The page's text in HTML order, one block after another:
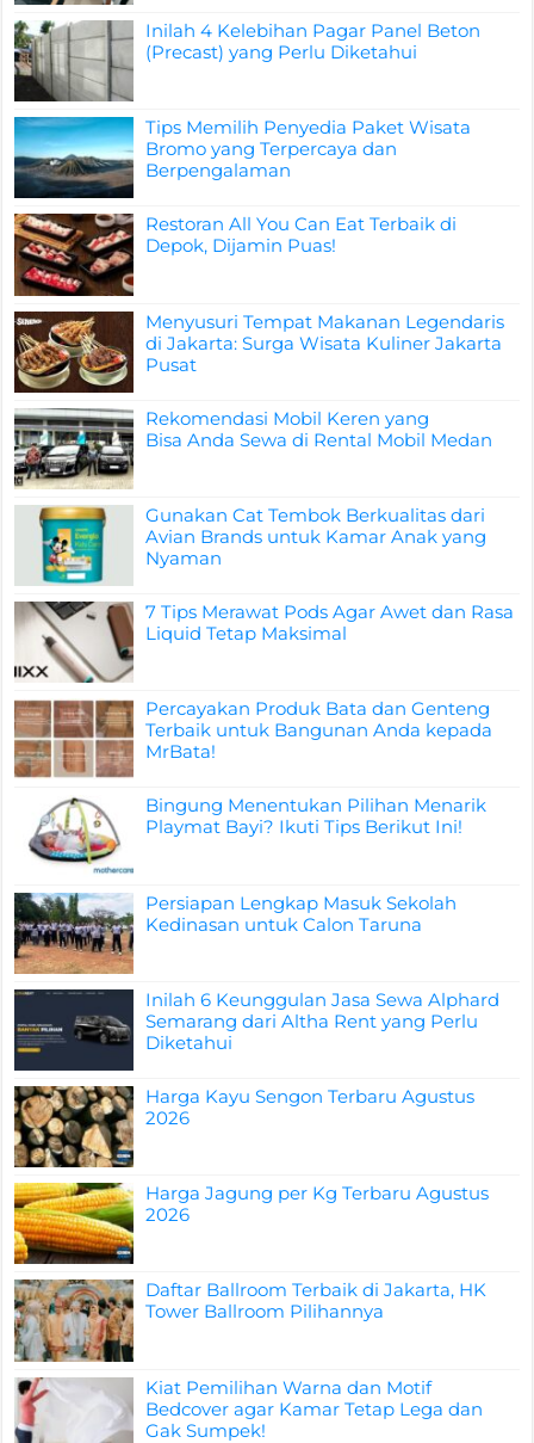
Inilah 4 Kelebihan Pagar Panel Beton
(Precast) yang Perlu Diketahui
Tips Memilih Penyedia Paket Wisata
Bromo yang Terpercaya dan
Berpengalaman
Restoran All You Can Eat Terbaik di
Depok, Dijamin Puas!
Menyusuri Tempat Makanan Legendaris
di Jakarta: Surga Wisata Kuliner Jakarta
Pusat
Rekomendasi Mobil Keren yang
Bisa Anda Sewa di Rental Mobil Medan
Gunakan Cat Tembok Berkualitas dari
Avian Brands untuk Kamar Anak yang
Nyaman
7 Tips Merawat Pods Agar Awet dan Rasa
Liquid Tetap Maksimal
Percayakan Produk Bata dan Genteng
Terbaik untuk Bangunan Anda kepada
MrBata!
Bingung Menentukan Pilihan Menarik
Playmat Bayi? Ikuti Tips Berikut Ini!
Persiapan Lengkap Masuk Sekolah
Kedinasan untuk Calon Taruna
Inilah 6 Keunggulan Jasa Sewa Alphard
Semarang dari Altha Rent yang Perlu
Diketahui
Harga Kayu Sengon Terbaru Agustus
2026
Harga Jagung per Kg Terbaru Agustus
2026
Daftar Ballroom Terbaik di Jakarta, HK
Tower Ballroom Pilihannya
Kiat Pemilihan Warna dan Motif
Bedcover agar Kamar Tetap Lega dan
Gak Sumpek!